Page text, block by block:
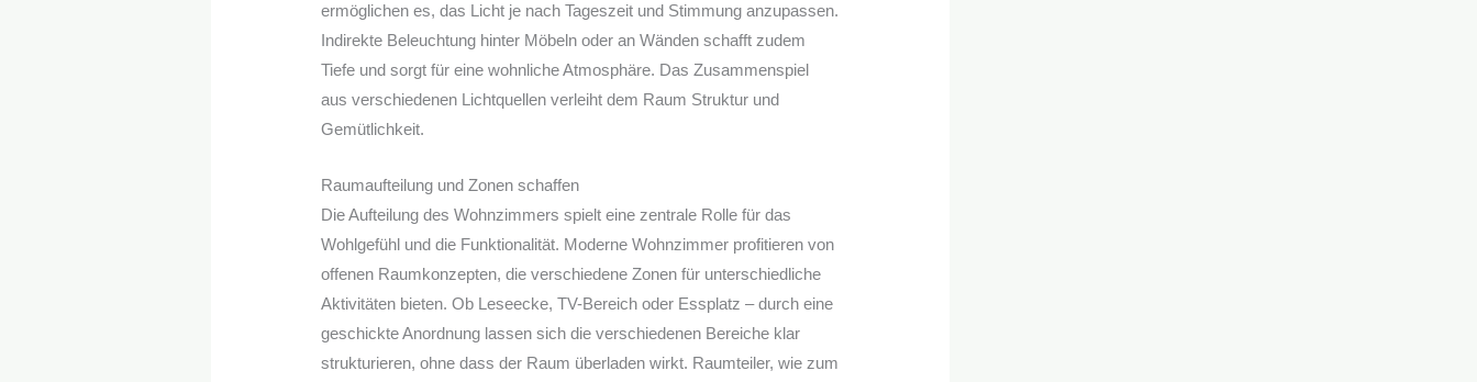
ermöglichen es, das Licht je nach Tageszeit und Stimmung anzupassen.
Indirekte Beleuchtung hinter Möbeln oder an Wänden schafft zudem
Tiefe und sorgt für eine wohnliche Atmosphäre. Das Zusammenspiel
aus verschiedenen Lichtquellen verleiht dem Raum Struktur und
Gemütlichkeit.
Raumaufteilung und Zonen schaffen
Die Aufteilung des Wohnzimmers spielt eine zentrale Rolle für das
Wohlgefühl und die Funktionalität. Moderne Wohnzimmer profitieren von
offenen Raumkonzepten, die verschiedene Zonen für unterschiedliche
Aktivitäten bieten. Ob Leseecke, TV-Bereich oder Essplatz – durch eine
geschickte Anordnung lassen sich die verschiedenen Bereiche klar
strukturieren, ohne dass der Raum überladen wirkt. Raumteiler, wie zum